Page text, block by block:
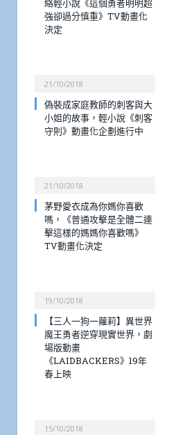
絡輕小說《這個勇者明明超
強卻過分慎重》TV動畫化
決定
21/10/2018
偽裝成家庭教師的刺客與大
小姐的故事，輕小說《刺客
守則》動畫化企劃進行中
21/10/2018
茅野愛衣成為你媽你喜歡
嗎，《普通攻擊是全體二連
擊這樣的媽媽你喜歡嗎》
TV動畫化決定
19/10/2018
【三人一狗一蘿莉】異世界
魔王勇者逆穿現實世界，劇
場版動畫
《LAIDBACKERS》19年
春上映
15/10/2018